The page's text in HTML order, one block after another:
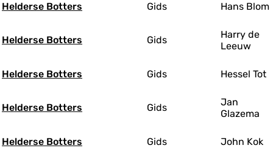
Helderse Botters Gids Hans Blom
Helderse Botters Gids
Harry de
Leeuw
Helderse Botters Gids Hessel Tot
Helderse Botters Gids
Jan
Glazema
Helderse Botters Gids John Kok